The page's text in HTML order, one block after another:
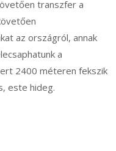
transzfer a
az országról, annak
a
2400 méteren fekszik
este hideg.